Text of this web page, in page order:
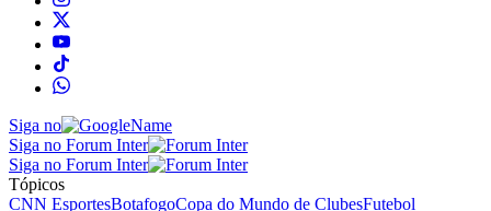
Siga no
Siga no Forum Inter
Siga no Forum Inter
Tópicos
CNN EsportesBotafogoCopa do Mundo de ClubesFutebol